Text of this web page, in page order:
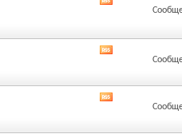
раздела
раздела